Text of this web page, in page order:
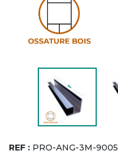
REF : PRO-ANG-3M-9005